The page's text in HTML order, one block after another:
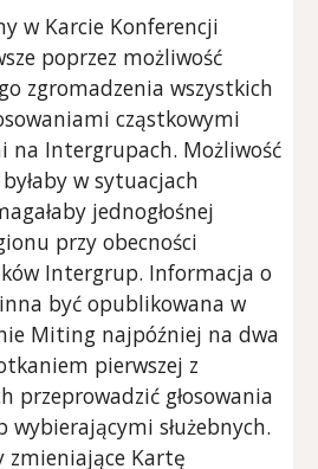
w Karcie Konferencji
poprzez możliwość
zgromadzenia wszystkich
cząstkowymi
na Intergrupach. Możliwość
w sytuacjach
jednogłośnej
przy obecności
Intergrup. Informacja o
być opublikowana w
Miting najpóźniej na dwa
pierwszej z
przeprowadzić głosowania
służebnych.
zmieniające Kartę